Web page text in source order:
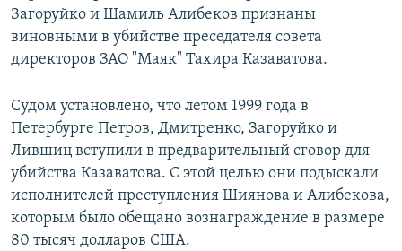
Загоруйко и Шамиль Алибеков признаны
виновными в убийстве преседателя совета
директоров ЗАО "Маяк" Тахира Казаватова.
Судом установлено, что летом 1999 года в
Петербурге Петров, Дмитренко, Загоруйко и
Лившиц вступили в предварительный сговор для
убийства Казаватова. С этой целью они подыскали
исполнителей преступления Шиянова и Алибекова,
которым было обещано вознаграждение в размере
80 тысяч долларов США.